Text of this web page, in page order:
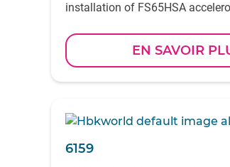
installation of FS65HSA
EN SAVOIR
6159